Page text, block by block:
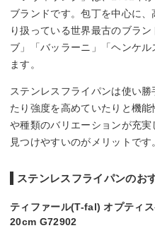
ブランドです。包丁を中心に
り扱っている世界最古のブラ
ブ」「バッラーニ」「ヘンケ
ます。
ステンレスフライパンは使い
たり強度を高めていたりと機
や種類のバリエーションが充
見つけやすいのがメリットです
ステンレスフライパンのお
ティファール(T-fal) オプティ
20cm G72902